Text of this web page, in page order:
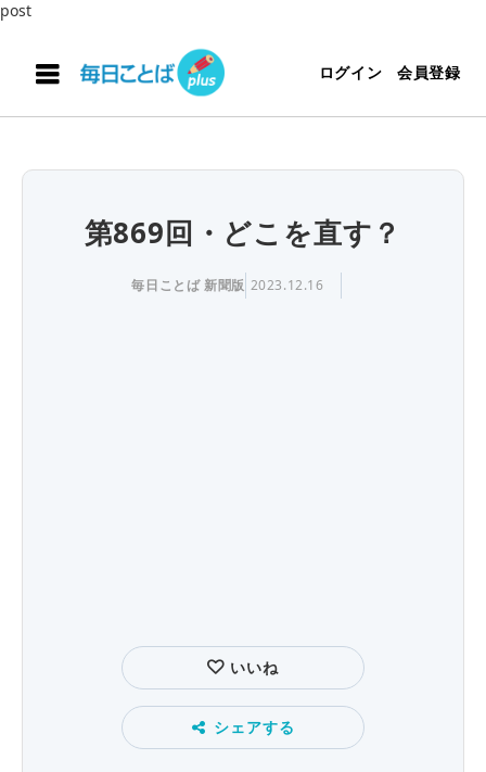
post
ログイン 会員登録
第869回・どこを直す？
毎日ことば 新聞版 2023.12.16
いいね
シェアする